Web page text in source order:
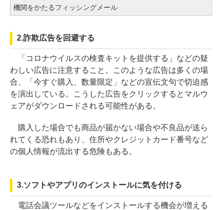
機関をかたるフィッシングメール
2.詐欺広告を回避する
「コロナウイルスの検査キットを提供する」などの疑
わしい広告に注意すること。このような広告は多くの場
合、「今すぐ購入、数量限定」などの宣伝文句で切迫感
を演出している。こうした広告をクリックするとマルウ
ェアがダウンロードされる可能性がある。
購入した場合でも商品が届かない場合や不良品が送ら
れてくる恐れもあり、住所やクレジットカード番号など
の個人情報が流出する危険もある。
3.ソフトやアプリのインストールに気を付ける
電話会議ツールなどをインストールする機会が増える